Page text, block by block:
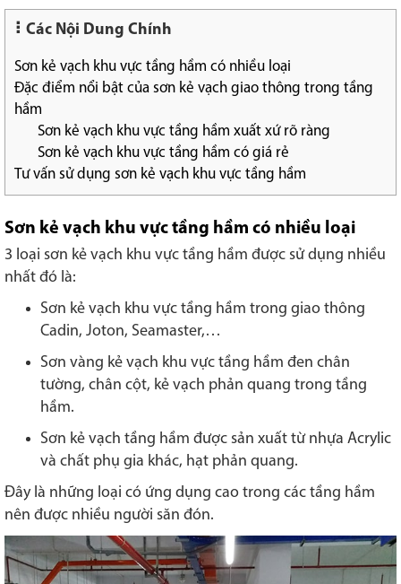
Các Nội Dung Chính
Sơn kẻ vạch khu vực tầng hầm có nhiều loại
Đặc điểm nổi bật của sơn kẻ vạch giao thông trong tầng
hầm
Sơn kẻ vạch khu vực tầng hầm xuất xứ rõ ràng
Sơn kẻ vạch khu vực tầng hầm có giá rẻ
Tư vấn sử dụng sơn kẻ vạch khu vực tầng hầm
Sơn kẻ vạch khu vực tầng hầm có nhiều loại
3 loại sơn kẻ vạch khu vực tầng hầm được sử dụng nhiều
nhất đó là:
Sơn kẻ vạch khu vực tầng hầm trong giao thông
Cadin, Joton, Seamaster,…
Sơn vàng kẻ vạch khu vực tầng hầm đen chân
tường, chân cột, kẻ vạch phản quang trong tầng
hầm.
Sơn kẻ vạch tầng hầm được sản xuất từ nhựa Acrylic
và chất phụ gia khác, hạt phản quang.
Đây là những loại có ứng dụng cao trong các tầng hầm
nên được nhiều người săn đón.